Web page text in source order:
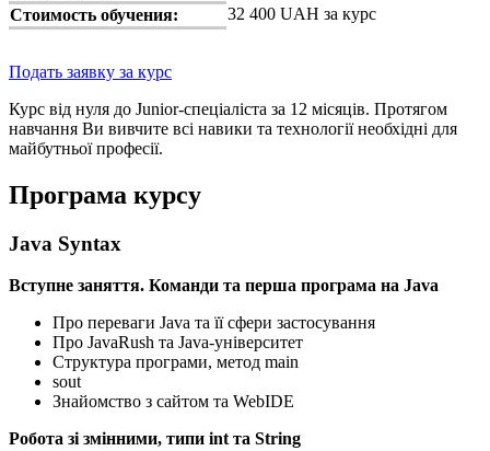
Стоимость обучения:
32 400 UAH за курс
Подать заявку за курс
Курс від нуля до Junior-спеціаліста за 12 місяців. Протягом
навчання Ви вивчите всі навики та технології необхідні для
майбутньої професії.
Програма курсу
Java Syntax
Вступне заняття. Команди та перша програма на Java
Про переваги Java та її сфери застосування
Про JavaRush та Java‑університет
Структура програми, метод main
sout
Знайомство з сайтом та WebIDE
Робота зі змінними, типи int та String